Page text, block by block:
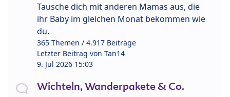
Tausche dich mit anderen Mamas aus, die
ihr Baby im gleichen Monat bekommen wie
du.
365 Themen / 4.917 Beiträge
Letzter Beitrag von Tan14
9. Jul 2026 15:03
Wichteln, Wanderpakete & Co.